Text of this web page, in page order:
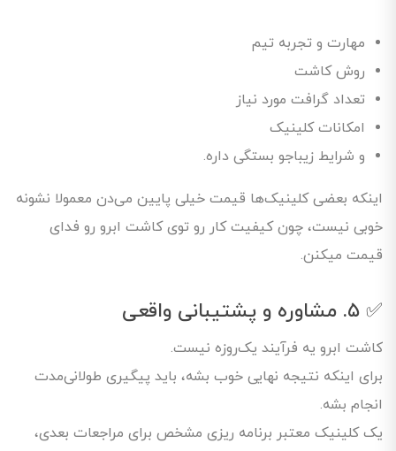
مهارت و تجربه تیم
روش کاشت
تعداد گرافت مورد نیاز
امکانات کلینیک
و شرایط زیباجو بستگی داره.
اینکه بعضی کلینیک‌ها قیمت خیلی پایین می‌دن معمولا نشونه
خوبی نیست، چون کیفیت کار رو توی کاشت ابرو رو فدای
قیمت میکنن.
✅ ۵. مشاوره و پشتیبانی واقعی
کاشت ابرو یه فرآیند یک‌روزه نیست.
برای اینکه نتیجه نهایی خوب بشه، باید پیگیری طولانی‌مدت
انجام بشه.
یک کلینیک معتبر برنامه‌ ریزی مشخص برای مراجعات بعدی،